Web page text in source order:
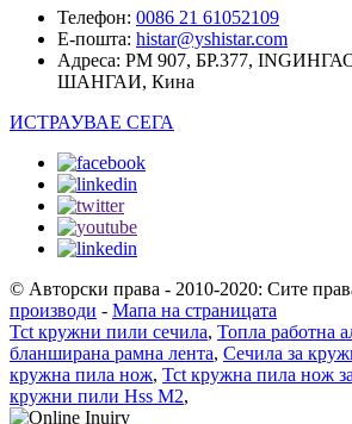
Телефон: 0086 21 61052109
Е-пошта: histar@yshistar.com
Адреса: РМ 907, БР.377,
ШАНГАИ, Кина
ИСТРАУВАЕ СЕГА
© Авторски права - 2010-2020: Сите
производи - Мапа на страницата
Tct кружни пили сечила, Топла работна
бланширана рамна лента, Сечила за
кружна пила нож, Tct кружна пила нож
кружни пили Hss M2,